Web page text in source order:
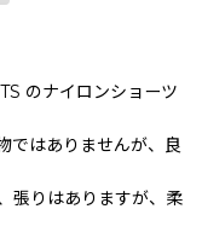
のナイロンショーツ
ではありませんが、良
張りはありますが、柔